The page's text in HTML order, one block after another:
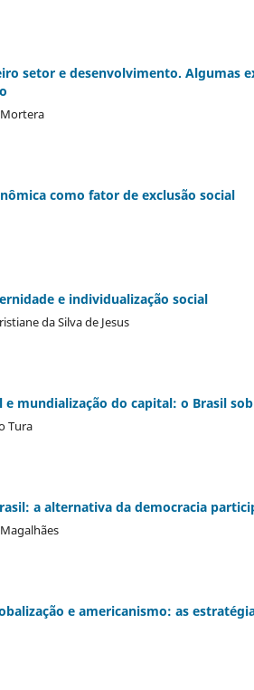
setor e desenvolvimento. Algumas
como fator de exclusão social
e individualização social
da Silva de Jesus
e mundialização do capital: o Brasil
Tura
a alternativa da democracia
e americanismo: as